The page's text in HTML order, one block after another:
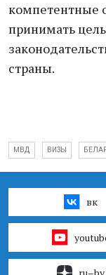
компетентные
принимать
страны.
МВД ВИЗЫ
вк